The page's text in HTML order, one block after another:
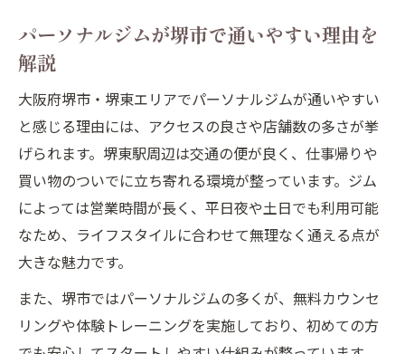
パーソナルジムが堺市で通いやすい理由を
解説
大阪府堺市・堺東エリアでパーソナルジムが通いやすい
と感じる理由には、アクセスの良さや店舗数の多さが挙
げられます。堺東駅周辺は交通の便が良く、仕事帰りや
買い物のついでに立ち寄れる環境が整っています。ジム
によっては営業時間が長く、平日夜や土日でも利用可能
なため、ライフスタイルに合わせて無理なく通える点が
大きな魅力です。
また、堺市ではパーソナルジムの多くが、無料カウンセ
リングや体験トレーニングを実施しており、初めての方